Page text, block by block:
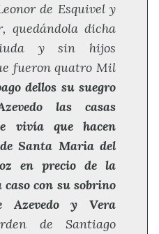
de Esquivel y
quedándola dicha
y sin hijos
fueron quatro Mil
dellos su suegro
las casas
vivía que hacen
Santa Maria del
en precio de la
con su sobrino
Azevedo y Vera
de Santiago